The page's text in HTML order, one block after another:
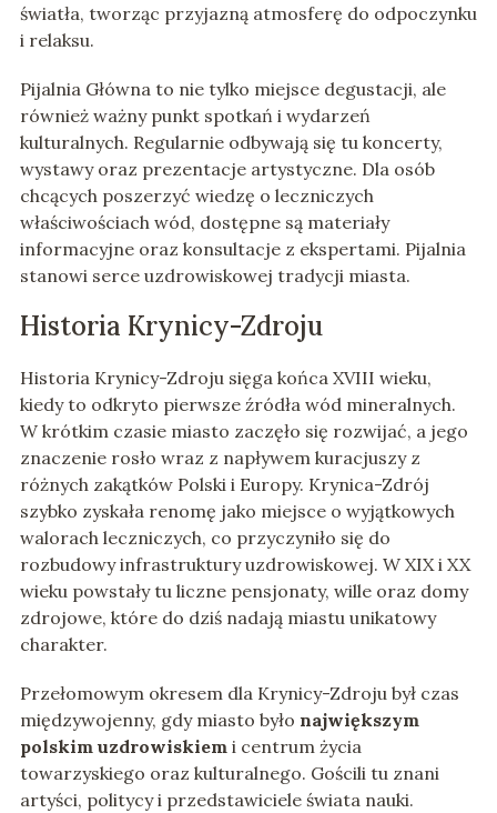
światła, tworząc przyjazną atmosferę do odpoczynku
i relaksu.
Pijalnia Główna to nie tylko miejsce degustacji, ale
również ważny punkt spotkań i wydarzeń
kulturalnych. Regularnie odbywają się tu koncerty,
wystawy oraz prezentacje artystyczne. Dla osób
chcących poszerzyć wiedzę o leczniczych
właściwościach wód, dostępne są materiały
informacyjne oraz konsultacje z ekspertami. Pijalnia
stanowi serce uzdrowiskowej tradycji miasta.
Historia Krynicy-Zdroju
Historia Krynicy-Zdroju sięga końca XVIII wieku,
kiedy to odkryto pierwsze źródła wód mineralnych.
W krótkim czasie miasto zaczęło się rozwijać, a jego
znaczenie rosło wraz z napływem kuracjuszy z
różnych zakątków Polski i Europy. Krynica-Zdrój
szybko zyskała renomę jako miejsce o wyjątkowych
walorach leczniczych, co przyczyniło się do
rozbudowy infrastruktury uzdrowiskowej. W XIX i XX
wieku powstały tu liczne pensjonaty, wille oraz domy
zdrojowe, które do dziś nadają miastu unikatowy
charakter.
Przełomowym okresem dla Krynicy-Zdroju był czas
międzywojenny, gdy miasto było największym
polskim uzdrowiskiemi centrum życia
towarzyskiego oraz kulturalnego. Gościli tu znani
artyści, politycy i przedstawiciele świata nauki.